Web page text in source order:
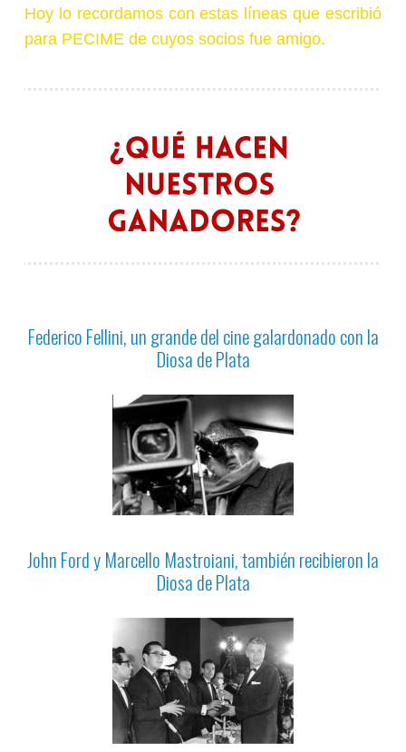
Hoy lo recordamos con estas líneas que escribió
para PECIME de cuyos socios fue amigo.
Federico Fellini, un grande del cine galardonado con la
Diosa de Plata
John Ford y Marcello Mastroiani, también recibieron la
Diosa de Plata